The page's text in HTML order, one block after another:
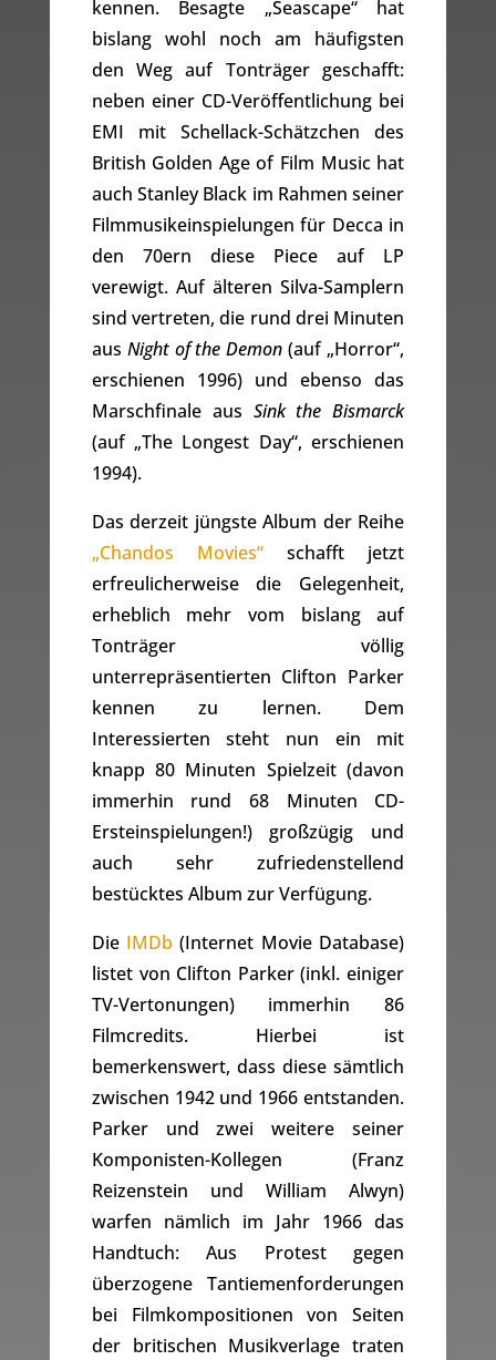
kennen. Besagte „Seascape“ hat
bislang wohl noch am häufigsten
den Weg auf Tonträger geschafft:
neben einer CD-Veröffentlichung bei
EMI mit Schellack-Schätzchen des
British Golden Age of Film Music hat
auch Stanley Black im Rahmen seiner
Filmmusikeinspielungen für Decca in
den 70ern diese Piece auf LP
verewigt. Auf älteren Silva-Samplern
sind vertreten, die rund drei Minuten
aus Night of the Demon (auf „Horror“,
erschienen 1996) und ebenso das
Marschfinale aus Sink the Bismarck
(auf „The Longest Day“, erschienen
1994).
Das derzeit jüngste Album der Reihe
„Chandos Movies“schafft jetzt
erfreulicherweise die Gelegenheit,
erheblich mehr vom bislang auf
Tonträger völlig
unterrepräsentierten Clifton Parker
kennen zu lernen. Dem
Interessierten steht nun ein mit
knapp 80 Minuten Spielzeit (davon
immerhin rund 68 Minuten CD-
Ersteinspielungen!) großzügig und
auch sehr zufriedenstellend
bestücktes Album zur Verfügung.
Die IMDb (Internet Movie Database)
listet von Clifton Parker (inkl. einiger
TV-Vertonungen) immerhin 86
Filmcredits. Hierbei ist
bemerkenswert, dass diese sämtlich
zwischen 1942 und 1966 entstanden.
Parker und zwei weitere seiner
Komponisten-Kollegen (Franz
Reizenstein und William Alwyn)
warfen nämlich im Jahr 1966 das
Handtuch: Aus Protest gegen
überzogene Tantiemenforderungen
bei Filmkompositionen von Seiten
der britischen Musikverlage traten